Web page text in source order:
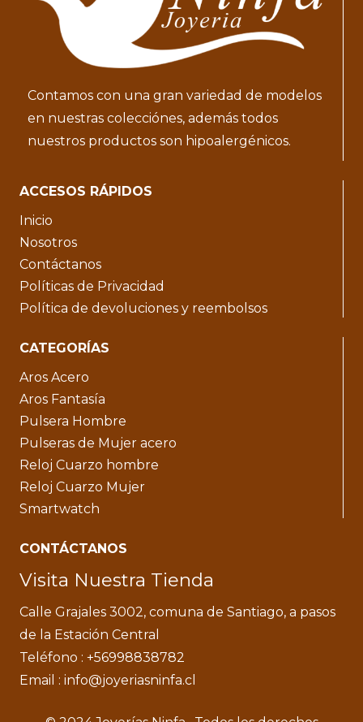
Contamos con una gran variedad de modelos
en nuestras colecciónes, además todos
nuestros productos son hipoalergénicos.
ACCESOS RÁPIDOS
Inicio
Nosotros
Contáctanos
Políticas de Privacidad
Política de devoluciones y reembolsos
CATEGORÍAS
Aros Acero
Aros Fantasía
Pulsera Hombre
Pulseras de Mujer acero
Reloj Cuarzo hombre
Reloj Cuarzo Mujer
Smartwatch
CONTÁCTANOS
Visita Nuestra Tienda
Calle Grajales 3002, comuna de Santiago, a pasos
de la Estación Central
Teléfono : +56998838782
Email : info@joyeriasninfa.cl